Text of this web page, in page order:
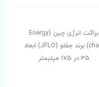
براکت انرژی چین (Energy
chain) برند جفلو (JFLO) ابعاد
35 در 175 میلیمتر